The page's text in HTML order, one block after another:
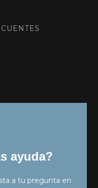
ayuda?
a tu pregunta en